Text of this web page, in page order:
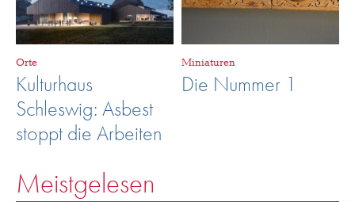
Orte
Kulturhaus
Schleswig: Asbest
stoppt die Arbeiten
Miniaturen
Die Nummer 1
Meistgelesen